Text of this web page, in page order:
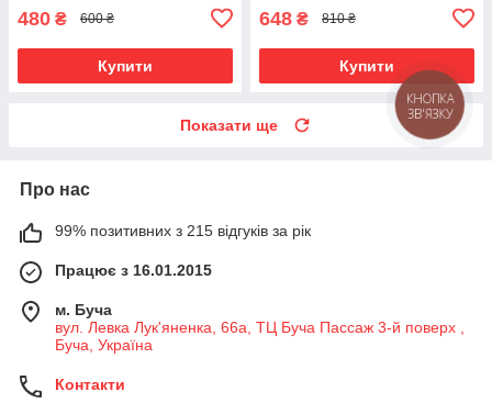
480 ₴ 600 ₴
Купити
648 ₴ 810 ₴
Купити
Показати ще
Про нас
99% позитивних з 215 відгуків за рік
Працює з 16.01.2015
м. Буча
вул. Левка Лук'яненка, 66а, ТЦ Буча Пассаж 3-й поверх ,
Буча, Україна
Контакти
КНОПКА
ЗВ'ЯЗКУ